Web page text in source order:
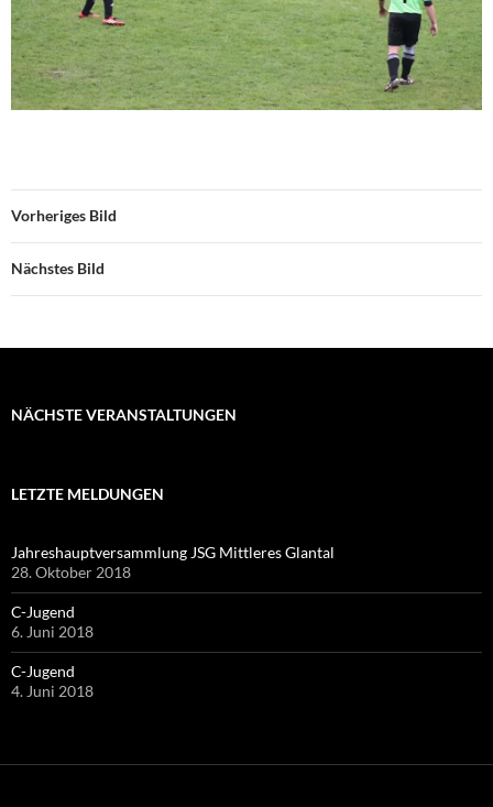
Vorheriges Bild
Nächstes Bild
NÄCHSTE VERANSTALTUNGEN
LETZTE MELDUNGEN
Jahreshauptversammlung JSG Mittleres Glantal
28. Oktober 2018
C-Jugend
6. Juni 2018
C-Jugend
4. Juni 2018